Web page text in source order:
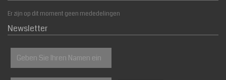
Er zijn op dit moment geen mededelingen
Newsletter